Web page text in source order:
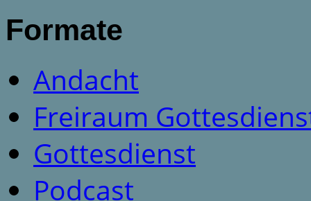
Formate
Andacht
Freiraum
Gottesdienst
Podcast